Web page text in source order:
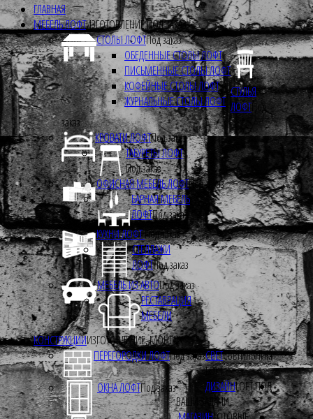
ГЛАВНАЯ
МЕБЕЛЬ ЛОФТИЗГОТОВЛЕНИЕ ПОД ЗАКАЗ
СТОЛЫ ЛОФТПод заказ
ОБЕДЕННЫЕ СТОЛЫ ЛОФТ
ПИСЬМЕННЫЕ СТОЛЫ ЛОФТ
КОФЕЙНЫЕ СТОЛЫ ЛОФТ
ЖУРНАЛЬНЫЕ СТОЛЫ ЛОФТ
СТУЛЬЯ
ЛОФТПод
заказ
КРОВАТИ ЛОФТПод заказ
ТАБУРЕТЫ ЛОФТ
Под заказ
ОФИСНАЯ МЕБЕЛЬ ЛОФТПод заказ
БАРНАЯ МЕБЕЛЬ
ЛОФТПод заказ
КУХНИ ЛОФТПод заказ
СТЕЛЛАЖИ
ЛОФТПод заказ
МЕБЕЛЬ ИЗ АВТОПод заказ
РЕСТАВРАЦИЯ
МЕБЕЛИ
КОНСТРУКЦИИИЗГОТОВЛЕНИЕ, МОНТАЖ
ПЕРЕГОРОДКИ ЛОФТПод заказ
ОКНА ЛОФТПод заказ
СВЕТСВЕТИЛЬНИКИ
LOFT
ДИЗАЙНLOFT ПОД
ВАШИ ЗАДАЧИ